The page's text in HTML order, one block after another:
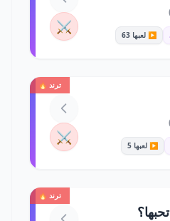
▶️ لعبها 63 ⚔️
ترند 🔥
▶️ لعبها 5 ⚔️
ترند 🔥